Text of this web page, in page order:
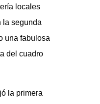
locales
la segunda
una fabulosa
del cuadro
la primera